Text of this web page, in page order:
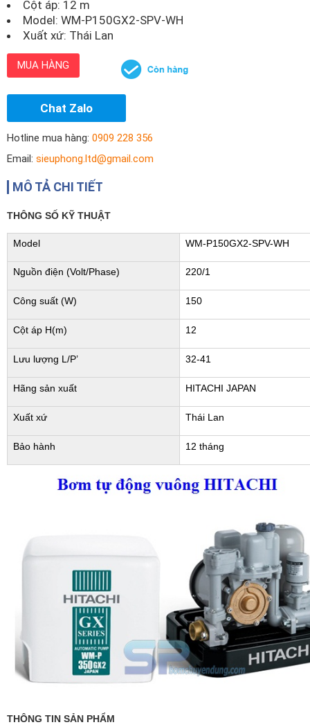
Cột áp: 12 m
Model: WM-P150GX2-SPV-WH
Xuất xứ: Thái Lan
MUA HÀNG
Chat Zalo
Hotline mua hàng: 0909 228 356
Email: sieuphong.ltd@gmail.com
MÔ TẢ CHI TIẾT
THÔNG SỐ KỸ THUẬT
Model WM-P150GX2-SPV-WH
Nguồn điện (Volt/Phase) 220/1
Công suất (W) 150
Cột áp H(m) 12
Lưu lượng L/P’ 32-41
Hãng sản xuất HITACHI JAPAN
Xuất xứ Thái Lan
Bảo hành 12 tháng
THÔNG TIN SẢN PHẨM